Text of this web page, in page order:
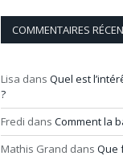
COMMENTAIRES
Lisa dans Quel est
?
Fredi dans Comment la
Mathis Grand dans Que